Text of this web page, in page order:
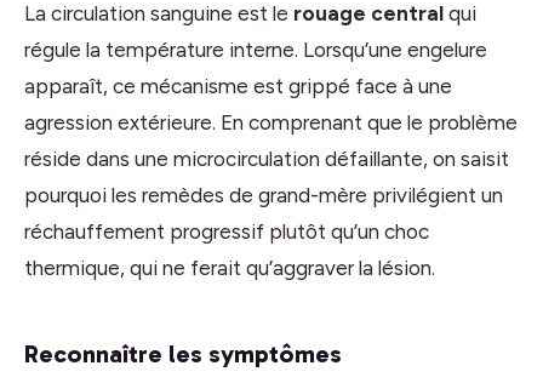
La circulation sanguine est le rouage central qui
régule la température interne. Lorsqu’une engelure
apparaît, ce mécanisme est grippé face à une
agression extérieure. En comprenant que le problème
réside dans une microcirculation défaillante, on saisit
pourquoi les remèdes de grand-mère privilégient un
réchauffement progressif plutôt qu’un choc
thermique, qui ne ferait qu’aggraver la lésion.
Reconnaître les symptômes